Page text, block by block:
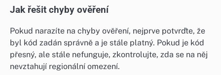
Jak řešit chyby ověření
Pokud narazíte na chyby ověření, nejprve potvrďte, že
byl kód zadán správně a je stále platný. Pokud je kód
přesný, ale stále nefunguje, zkontrolujte, zda se na něj
nevztahují regionální omezení.